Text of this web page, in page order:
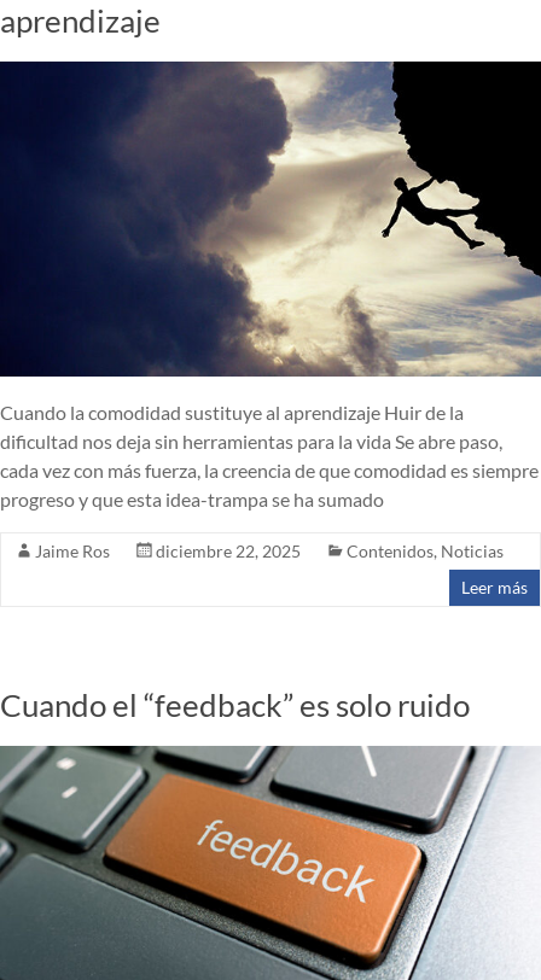
aprendizaje
Cuando la comodidad sustituye al aprendizaje Huir de la
dificultad nos deja sin herramientas para la vida Se abre paso,
cada vez con más fuerza, la creencia de que comodidad es siempre
progreso y que esta idea-trampa se ha sumado
Jaime Ros diciembre 22, 2025 Contenidos, Noticias
Leer más
Cuando el “feedback” es solo ruido